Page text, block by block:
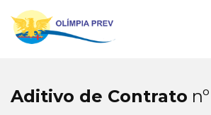
Aditivo de Contrato